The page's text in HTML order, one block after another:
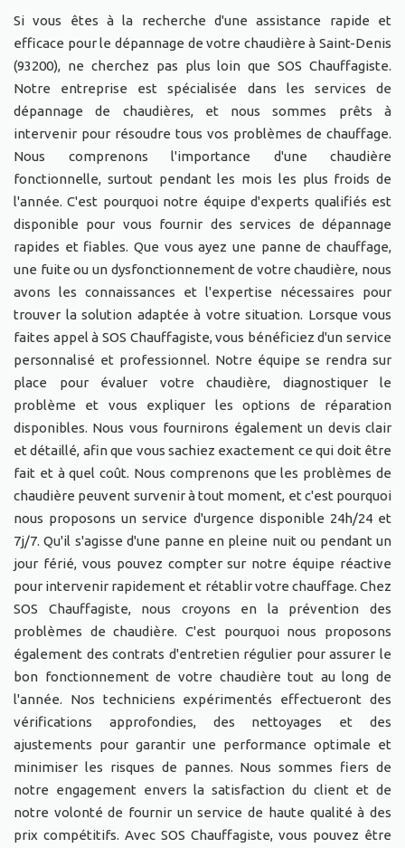
Si vous êtes à la recherche d'une assistance rapide et
efficace pour le dépannage de votre chaudière à Saint-Denis
(93200), ne cherchez pas plus loin que SOS Chauffagiste.
Notre entreprise est spécialisée dans les services de
dépannage de chaudières, et nous sommes prêts à
intervenir pour résoudre tous vos problèmes de chauffage.
Nous comprenons l'importance d'une chaudière
fonctionnelle, surtout pendant les mois les plus froids de
l'année. C'est pourquoi notre équipe d'experts qualifiés est
disponible pour vous fournir des services de dépannage
rapides et fiables. Que vous ayez une panne de chauffage,
une fuite ou un dysfonctionnement de votre chaudière, nous
avons les connaissances et l'expertise nécessaires pour
trouver la solution adaptée à votre situation. Lorsque vous
faites appel à SOS Chauffagiste, vous bénéficiez d'un service
personnalisé et professionnel. Notre équipe se rendra sur
place pour évaluer votre chaudière, diagnostiquer le
problème et vous expliquer les options de réparation
disponibles. Nous vous fournirons également un devis clair
et détaillé, afin que vous sachiez exactement ce qui doit être
fait et à quel coût. Nous comprenons que les problèmes de
chaudière peuvent survenir à tout moment, et c'est pourquoi
nous proposons un service d'urgence disponible 24h/24 et
7j/7. Qu'il s'agisse d'une panne en pleine nuit ou pendant un
jour férié, vous pouvez compter sur notre équipe réactive
pour intervenir rapidement et rétablir votre chauffage. Chez
SOS Chauffagiste, nous croyons en la prévention des
problèmes de chaudière. C'est pourquoi nous proposons
également des contrats d'entretien régulier pour assurer le
bon fonctionnement de votre chaudière tout au long de
l'année. Nos techniciens expérimentés effectueront des
vérifications approfondies, des nettoyages et des
ajustements pour garantir une performance optimale et
minimiser les risques de pannes. Nous sommes fiers de
notre engagement envers la satisfaction du client et de
notre volonté de fournir un service de haute qualité à des
prix compétitifs. Avec SOS Chauffagiste, vous pouvez être